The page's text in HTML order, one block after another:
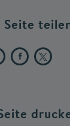
Seite